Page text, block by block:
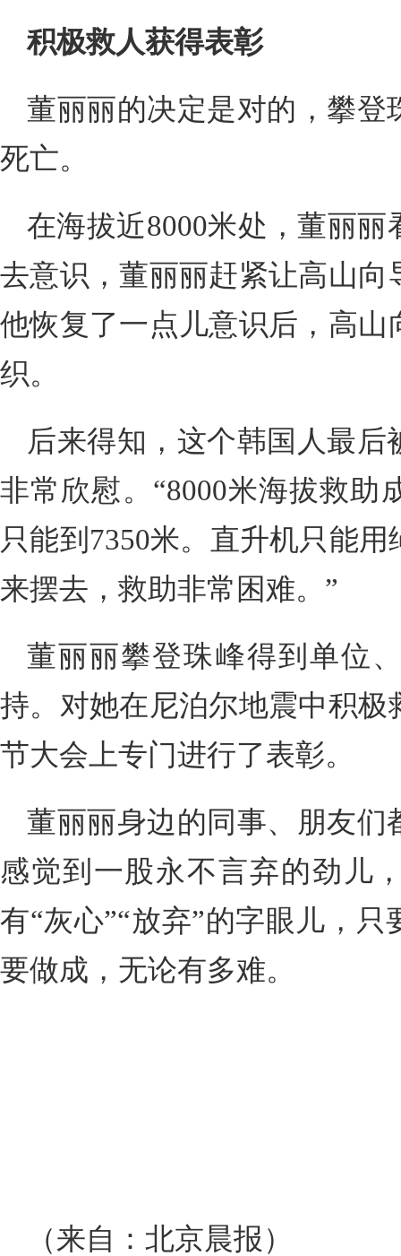
积极救人获得表彰
董丽丽的决定是对的，攀登
死亡。
在海拔近8000米处，董丽
去意识，董丽丽赶紧让高山
他恢复了一点儿意识后，高
织。
后来得知，这个韩国人最
非常欣慰。“8000米海拔救助
只能到7350米。直升机只能
来摆去，救助非常困难。”
董丽丽攀登珠峰得到单位
持。对她在尼泊尔地震中积
节大会上专门进行了表彰。
董丽丽身边的同事、朋友们
感觉到一股永不言弃的劲儿
有“灰心”“放弃”的字眼儿，
要做成，无论有多难。
（来自：北京晨报）